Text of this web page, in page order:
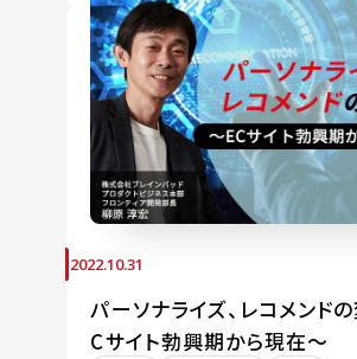
2022.10.31
パーソナライズ、レコメンド
Cサイト勃興期から現在～